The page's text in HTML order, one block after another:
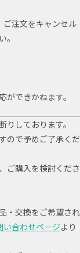
ご注文をキャンセル
。
できかねます。
しております。
ので予めご了承くだ
ご購入を検討くださ
・交換をご希望され
い合わせページより